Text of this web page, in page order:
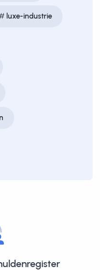
luxe-industrie